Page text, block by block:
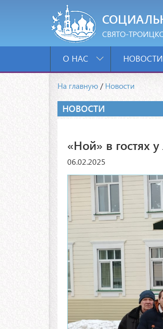
СВЯТО-
О НАС НОВОСТИ
На главную /Новости
НОВОСТИ
«Ной» в гостях
06.02.2025